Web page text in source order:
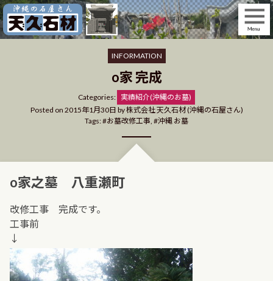
Skip
to
content
INFORMATION
o家 完成
Categories: Categories
実績紹介(沖縄のお墓)
Posted on 2015年1月30日 by株式会社 天久石材 (沖縄の石屋さん)
Tags:
お墓改修工事, 沖縄 お墓
o家之墓 八重瀬町
改修工事 完成です。
工事前
↓